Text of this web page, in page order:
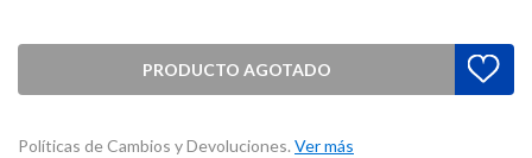
PRODUCTO AGOTADO
Políticas de Cambios y Devoluciones. Ver más